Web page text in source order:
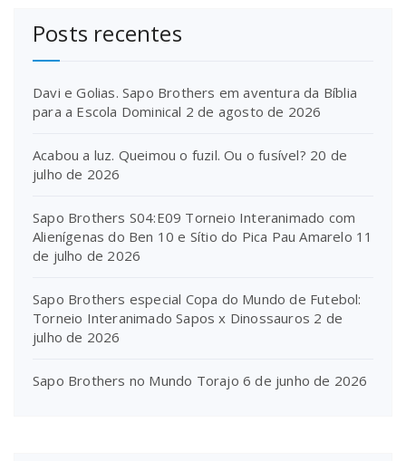
Posts recentes
Davi e Golias. Sapo Brothers em aventura da Bíblia
para a Escola Dominical 2 de agosto de 2026
Acabou a luz. Queimou o fuzil. Ou o fusível? 20 de
julho de 2026
Sapo Brothers S04:E09 Torneio Interanimado com
Alienígenas do Ben 10 e Sítio do Pica Pau Amarelo 11
de julho de 2026
Sapo Brothers especial Copa do Mundo de Futebol:
Torneio Interanimado Sapos x Dinossauros 2 de
julho de 2026
Sapo Brothers no Mundo Torajo 6 de junho de 2026